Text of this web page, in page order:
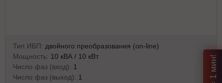
Тип ИБП: двойного преобразования (on-line)
Мощность: 10 кВА / 10 кВт
Число фаз (вход): 1
Число фаз (выход): 1